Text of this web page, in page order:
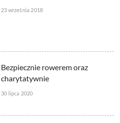
23 września 2018
Bezpiecznie rowerem oraz
charytatywnie
30 lipca 2020